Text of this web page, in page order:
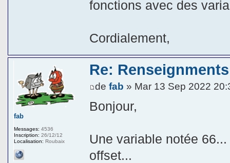
fonctions avec des
Cordialement,
Re:
defab » Mar 13 Sep 2022
Bonjour,
Une variable notée
offset...
fab
Messages: 4536
Inscription: 26/12/12
Localisation: Roubaix